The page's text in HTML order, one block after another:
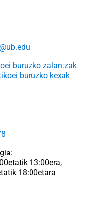
buruzko zalantzak
buruzko kexak
13:00era,
18:00etara